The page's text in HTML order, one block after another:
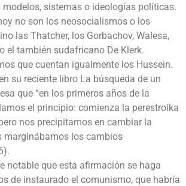
modelos, sistemas o ideologías políticas.
no son los neosocialismos o los
las Thatcher, los Gorbachov, Walesa,
el también sudafricano De Klerk.
que cuentan igualmente los Hussein.
su reciente libro La búsqueda de un
que “en los primeros años de la
el principio: comienza la perestroika
nos precipitamos en cambiar la
marginábamos los cambios
notable que esta afirmación se haga
de instaurado el comunismo, que habría